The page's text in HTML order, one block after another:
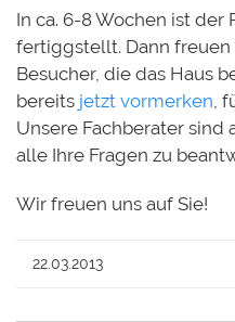
In ca. 6-8 Wochen ist der
fertiggstellt. Dann freuen
Besucher, die das Haus
bereits jetzt vormerken ,
Unsere Fachberater sind
alle Ihre Fragen zu
Wir freuen uns auf Sie!
22.03.2013